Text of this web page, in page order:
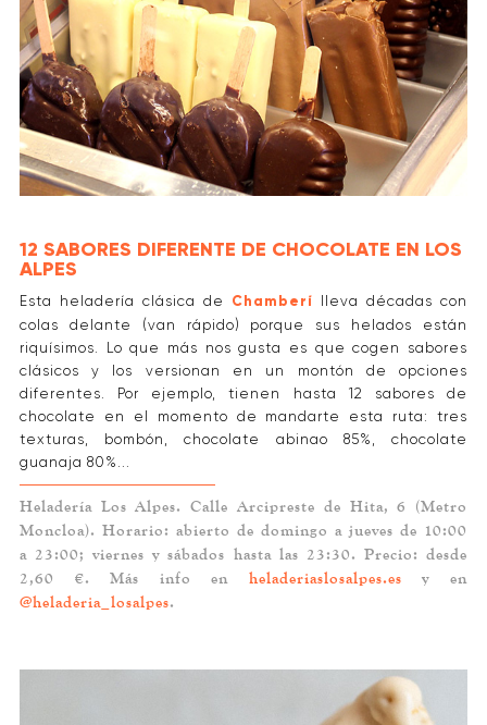
12 SABORES DIFERENTE DE CHOCOLATE EN LOS
ALPES
Esta heladería clásica de Chamberí lleva décadas con
colas delante (van rápido) porque sus helados están
riquísimos. Lo que más nos gusta es que cogen sabores
clásicos y los versionan en un montón de opciones
diferentes. Por ejemplo, tienen hasta 12 sabores de
chocolate en el momento de mandarte esta ruta: tres
texturas, bombón, chocolate abinao 85%, chocolate
guanaja 80%...
Heladería Los Alpes. Calle Arcipreste de Hita, 6 (Metro
Moncloa). Horario: abierto de domingo a jueves de 10:00
a 23:00; viernes y sábados hasta las 23:30. Precio: desde
2,60 €. Más info en heladeriaslosalpes.es
y en
@heladeria_losalpes.